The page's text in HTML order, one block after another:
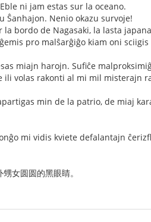
ni jam estas sur la oceano.
Ŝanhajon. Nenio okazu survoje!
bordo de Nagasaki, la lasta
pro malŝarĝiĝo kiam oni sciigis
miajn harojn. Sufiĉe
volas rakonti al mi mil misterajn
min de la patrio, de miaj
mi vidis kviete defalantajn
女圆圆的黑眼睛。